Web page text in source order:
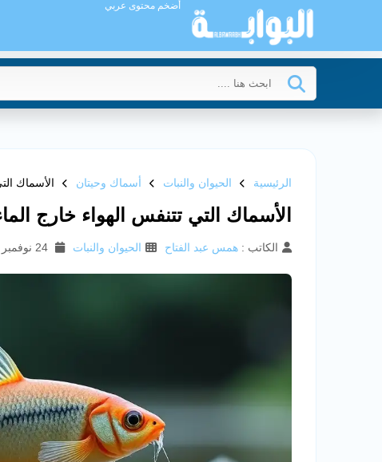
أضخم محتوى عربي
الرئيسية الحيوان والنبات أسماك وحيتان الأسماك
الأسماك التي تتنفس الهواء خارج
الكاتب : همس عبد الفتاح الحيوان والنبات